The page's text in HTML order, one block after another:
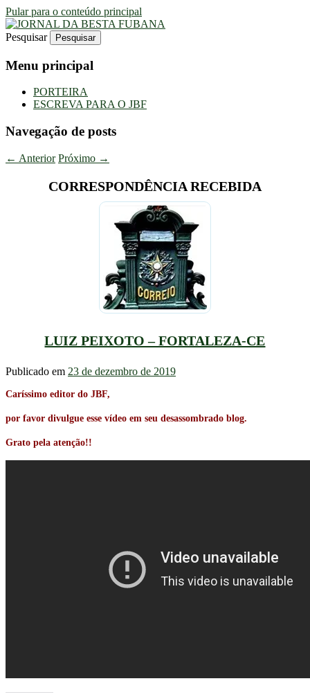
Pular para o conteúdo principal
JORNAL DA BESTA FUBANA
Uma Gazeta Escrota
Pesquisar
Menu principal
PORTEIRA
ESCREVA PARA O JBF
Navegação de posts
← Anterior Próximo →
CORRESPONDÊNCIA RECEBIDA
LUIZ PEIXOTO – FORTALEZA-CE
Publicado em 23 de dezembro de 2019
Caríssimo editor do JBF,
por favor divulgue esse vídeo em seu desassombrado blog.
Grato pela atenção!!